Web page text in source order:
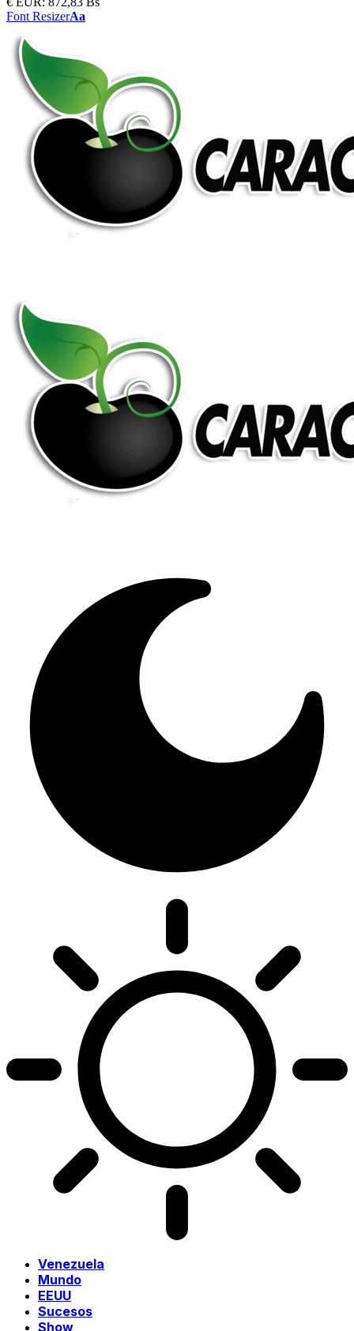
Font ResizerAa
Venezuela
Mundo
EEUU
Sucesos
Show